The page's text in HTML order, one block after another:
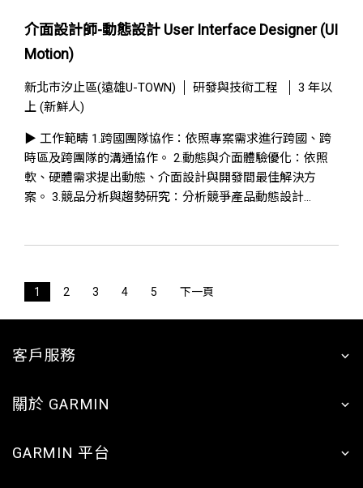
介面設計師-動態設計 User Interface Designer (UI
Motion)
新北市汐止區(遠雄U-TOWN) 研發與技術工程
3 年以
上 (新鮮人)
▶ 工作範疇 1.跨國團隊協作：依照專案需求進行跨國、跨
時區及跨團隊的溝通協作。 2.動態與介面體驗優化：依照
軟、硬體需求提出動態、介面設計與開發間最佳解決方
案。 3.競品分析與趨勢研究：分析競爭產品動態設計...
1 2 3 4 5 下一頁
客戶服務
關於 GARMIN
GARMIN 平台